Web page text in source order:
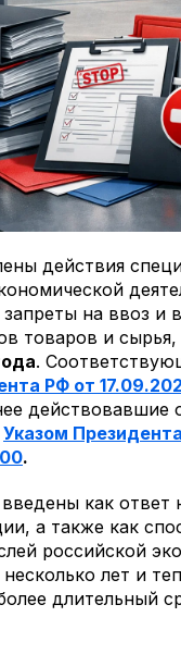
действия
на ввоз и
товаров и
.
РФ от
действовавшие
Указом
.
как ответ
а также как
российской
лет и
длительный